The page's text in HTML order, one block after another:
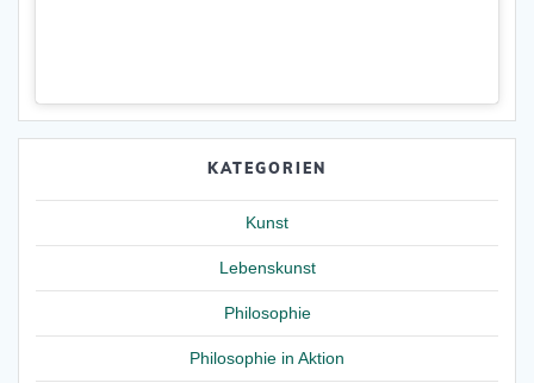
KATEGORIEN
Kunst
Lebenskunst
Philosophie
Philosophie in Aktion